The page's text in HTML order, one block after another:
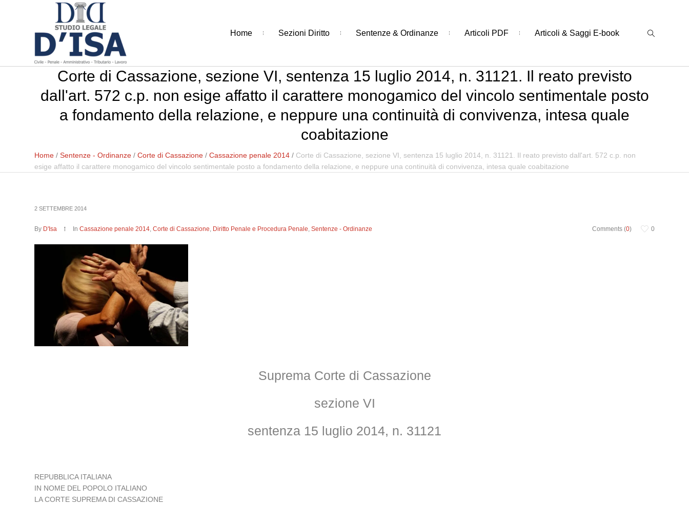
Home Sezioni Diritto Sentenze & Ordinanze Articoli PDF Articoli & Saggi E-book
Corte di Cassazione, sezione VI, sentenza 15 luglio 2014, n. 31121. Il reato previsto
dall'art. 572 c.p. non esige affatto il carattere monogamico del vincolo sentimentale posto
a fondamento della relazione, e neppure una continuità di convivenza, intesa quale
coabitazione
Home /Sentenze - Ordinanze /Corte di Cassazione /Cassazione penale 2014 / Corte di Cassazione, sezione VI, sentenza 15 luglio 2014, n. 31121. Il reato previsto dall'art. 572 c.p. non
esige affatto il carattere monogamico del vincolo sentimentale posto a fondamento della relazione, e neppure una continuità di convivenza, intesa quale coabitazione
2 SETTEMBRE 2014
Comments (0) 0
By D'Isa InCassazione penale 2014,Corte di Cassazione, Diritto Penale e Procedura Penale,Sentenze - Ordinanze
Suprema Corte di Cassazione
sezione VI
sentenza 15 luglio 2014, n. 31121
REPUBBLICA ITALIANA
IN NOME DEL POPOLO ITALIANO
LA CORTE SUPREMA DI CASSAZIONE